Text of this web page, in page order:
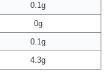
0.1g
0g
0.1g
4.3g